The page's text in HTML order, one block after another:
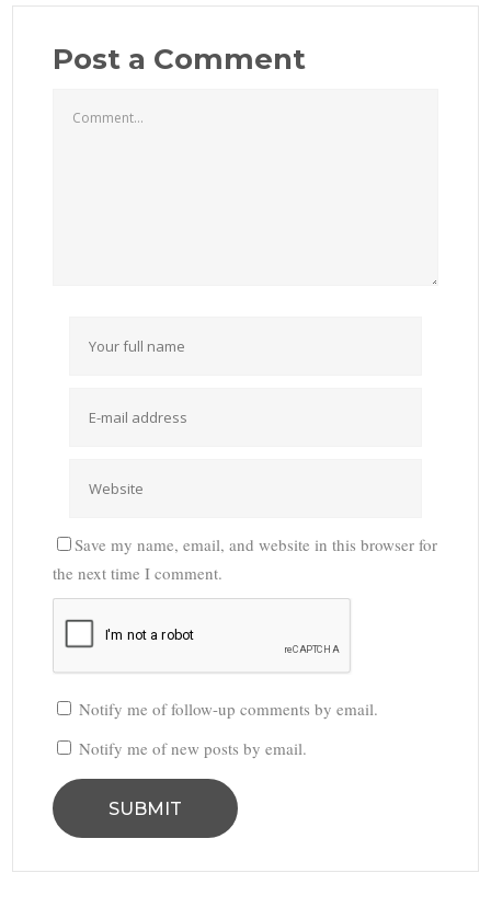
Post a Comment
Save my name, email, and website in this browser for
the next time I comment.
Notify me of follow-up comments by email.
Notify me of new posts by email.